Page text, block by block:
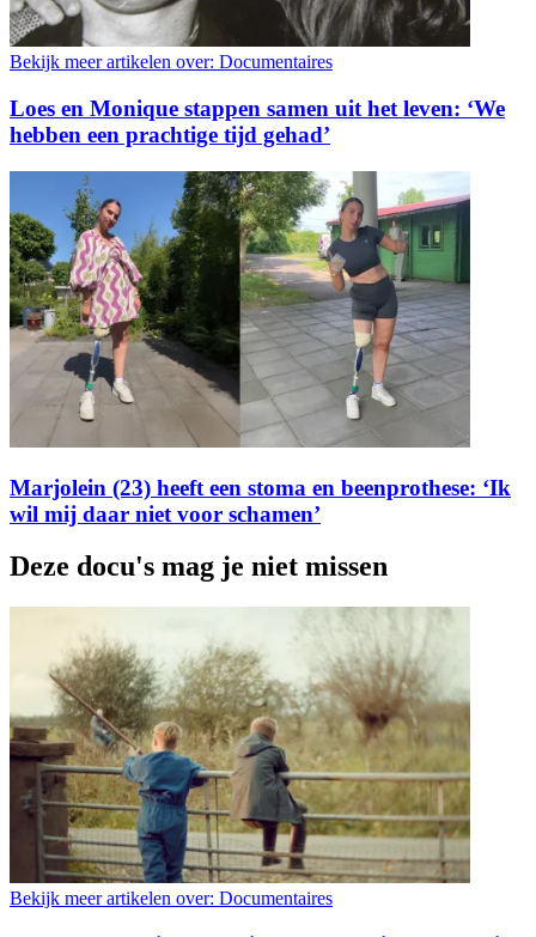
Bekijk meer artikelen over: Documentaires
Loes en Monique stappen samen uit het leven: ‘We
hebben een prachtige tijd gehad’
Marjolein (23) heeft een stoma en beenprothese: ‘Ik
wil mij daar niet voor schamen’
Deze docu's mag je niet missen
Bekijk meer artikelen over: Documentaires